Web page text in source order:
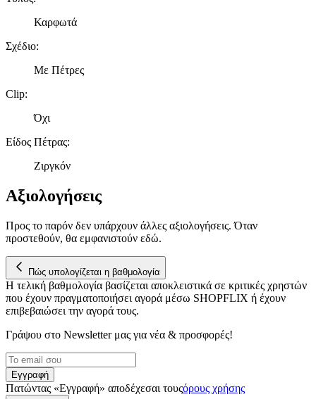
Καρφωτά
Σχέδιο:
Με Πέτρες
Clip:
Όχι
Είδος Πέτρας:
Ζιργκόν
Αξιολογήσεις
Προς το παρόν δεν υπάρχουν άλλες αξιολογήσεις. Όταν
προστεθούν, θα εμφανιστούν εδώ.
Πώς υπολογίζεται η βαθμολογία
Η τελική βαθμολογία βασίζεται αποκλειστικά σε κριτικές χρηστών
που έχουν πραγματοποιήσει αγορά μέσω SHOPFLIX ή έχουν
επιβεβαιώσει την αγορά τους.
Γράψου στο Νewsletter μας για νέα & προσφορές!
Εγγραφή
Πατώντας «Εγγραφή» αποδέχεσαι τουςόρους χρήσης